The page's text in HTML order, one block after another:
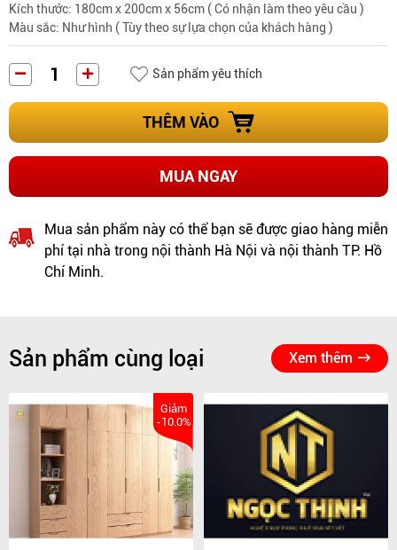
Kích thước: 180cm x 200cm x 56cm ( Có nhận làm theo yêu cầu )
Màu sắc: Như hình ( Tùy theo sự lựa chọn của khách hàng )
Sản phẩm yêu thích
THÊM VÀO
MUA NGAY
Mua sản phẩm này có thể bạn sẽ được giao hàng miễn
phí tại nhà trong nội thành Hà Nội và nội thành TP. Hồ
Chí Minh.
Sản phẩm cùng loại Xem thêm
Giảm
-10.0%